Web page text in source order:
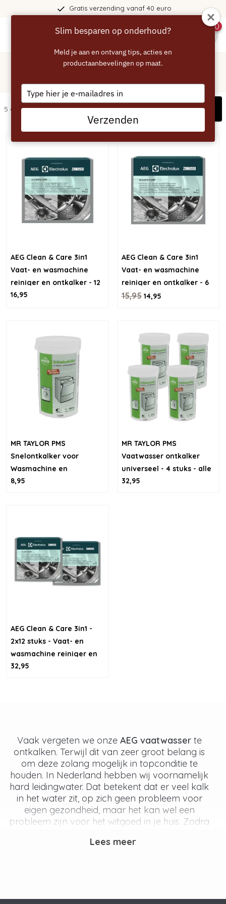
Gratis verzending vanaf 40 euro
0
Vaatwasser/AEG/Ontkalken
5 artikelen Filters
AEG Clean & Care 3in1
Vaat- en wasmachine
reiniger en ontkalker - 12
stuks
16,95
AEG Clean & Care 3in1
Vaat- en wasmachine
reiniger en ontkalker - 6
stuks
15,9514,95
MR TAYLOR PMS
Snelontkalker voor
Wasmachine en
Vaatwasser
8,95
MR TAYLOR PMS
Vaatwasser ontkalker
universeel - 4 stuks - alle
soorten vaatwassers
32,95
AEG Clean & Care 3in1 -
2x12 stuks - Vaat- en
wasmachine reiniger en
ontkalker
32,95
Vaak vergeten we onze AEG vaatwasserte
ontkalken. Terwijl dit van zeer groot belang is
om deze zolang mogelijk in topconditie te
houden. In Nederland hebben wij voornamelijk
hard leidingwater. Dat betekent dat er veel kalk
in het water zit, op zich geen probleem voor
eigen gezondheid, maar het kan wel een
probleem zijn voor het witgoed in je huis. Zodra
laten deze kalkdeeltjes los ontstaat er
Ervaar de voordelen van je
Lees meer
Slim besparen op onderhoud?
Meld je aan en ontvang tips, acties en
productaanbevelingen op maat.
Type
your
email
Verzenden